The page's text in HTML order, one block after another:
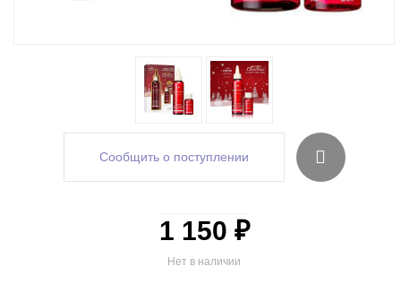
Сообщить о поступлении
Нет в наличии
1 150 ₽